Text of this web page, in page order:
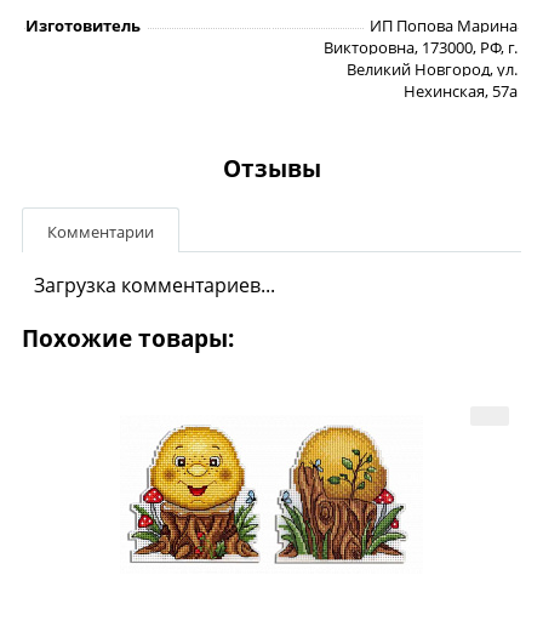
Изготовитель
ИП Попова Марина
Викторовна, 173000, РФ, г.
Великий Новгород, ул.
Нехинская, 57а
Отзывы
Комментарии
Загрузка комментариев...
Похожие товары: